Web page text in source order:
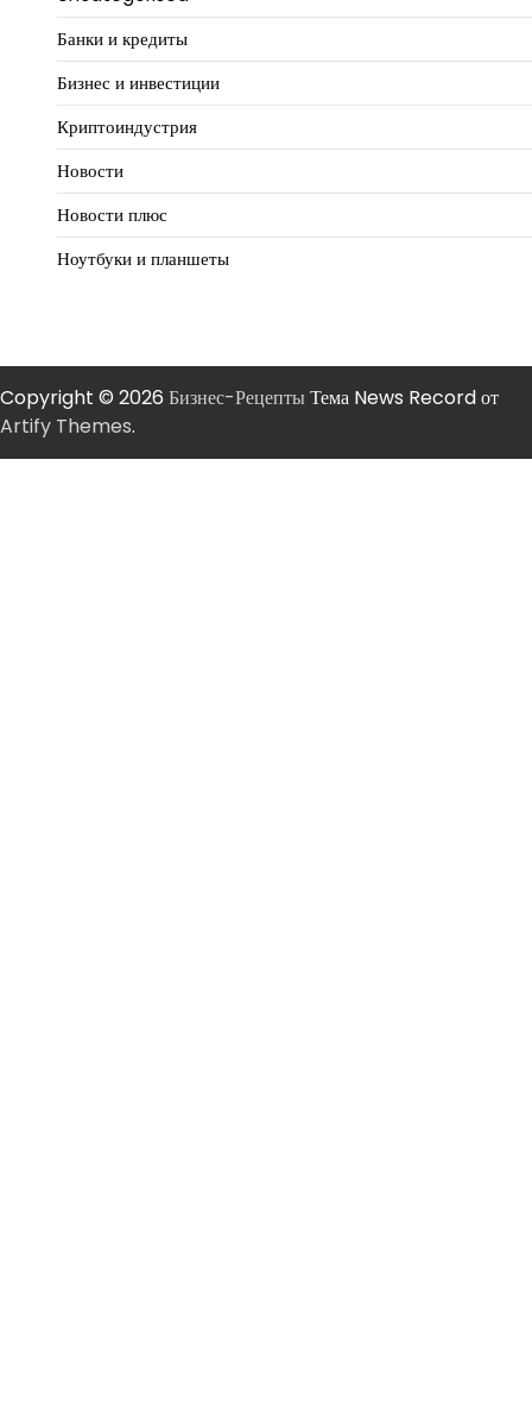
Банки и кредиты
Бизнес и инвестиции
Криптоиндустрия
Новости
Новости плюс
Ноутбуки и планшеты
Copyright © 2026 Бизнес-РецептыТема News Record от
Artify Themes.